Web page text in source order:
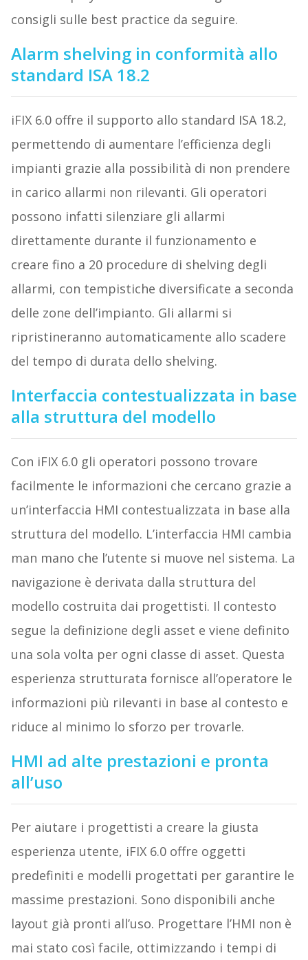
consigli sulle best practice da seguire.
Alarm shelving in conformità allo
standard ISA 18.2
iFIX 6.0 offre il supporto allo standard ISA 18.2,
permettendo di aumentare l’efficienza degli
impianti grazie alla possibilità di non prendere
in carico allarmi non rilevanti. Gli operatori
possono infatti silenziare gli allarmi
direttamente durante il funzionamento e
creare fino a 20 procedure di shelving degli
allarmi, con tempistiche diversificate a seconda
delle zone dell’impianto. Gli allarmi si
ripristineranno automaticamente allo scadere
del tempo di durata dello shelving.
Interfaccia contestualizzata in base
alla struttura del modello
Con iFIX 6.0 gli operatori possono trovare
facilmente le informazioni che cercano grazie a
un’interfaccia HMI contestualizzata in base alla
struttura del modello. L’interfaccia HMI cambia
man mano che l’utente si muove nel sistema. La
navigazione è derivata dalla struttura del
modello costruita dai progettisti. Il contesto
segue la definizione degli asset e viene definito
una sola volta per ogni classe di asset. Questa
esperienza strutturata fornisce all’operatore le
informazioni più rilevanti in base al contesto e
riduce al minimo lo sforzo per trovarle.
HMI ad alte prestazioni e pronta
all’uso
Per aiutare i progettisti a creare la giusta
esperienza utente, iFIX 6.0 offre oggetti
predefiniti e modelli progettati per garantire le
massime prestazioni. Sono disponibili anche
layout già pronti all’uso. Progettare l’HMI non è
mai stato così facile, ottimizzando i tempi di